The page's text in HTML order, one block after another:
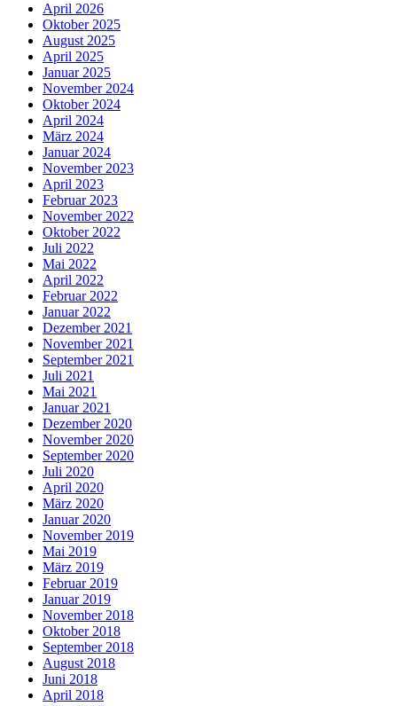
April 2026
Oktober 2025
August 2025
April 2025
Januar 2025
November 2024
Oktober 2024
April 2024
März 2024
Januar 2024
November 2023
April 2023
Februar 2023
November 2022
Oktober 2022
Juli 2022
Mai 2022
April 2022
Februar 2022
Januar 2022
Dezember 2021
November 2021
September 2021
Juli 2021
Mai 2021
Januar 2021
Dezember 2020
November 2020
September 2020
Juli 2020
April 2020
März 2020
Januar 2020
November 2019
Mai 2019
März 2019
Februar 2019
Januar 2019
November 2018
Oktober 2018
September 2018
August 2018
Juni 2018
April 2018